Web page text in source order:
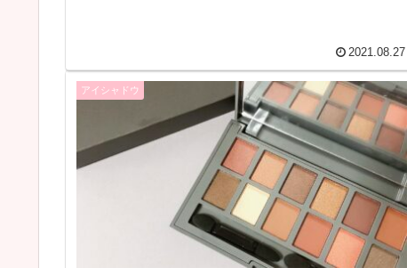
2021.08.27
アイシャドウ